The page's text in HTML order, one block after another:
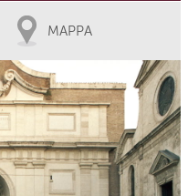
MAPPA